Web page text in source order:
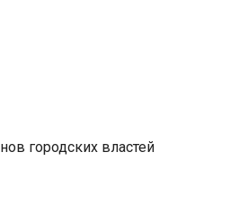
городских властей